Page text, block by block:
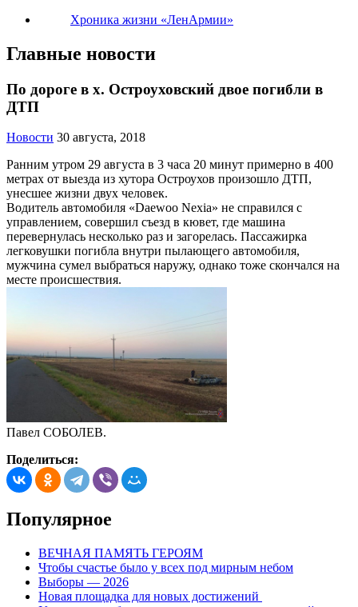
Хроника жизни «ЛенАрмии»
Главные новости
По дороге в х. Остроуховский двое погибли в
ДТП
Новости 30 августа, 2018
Ранним утром 29 августа в 3 часа 20 минут примерно в 400
метрах от выезда из хутора Остроухов произошло ДТП,
унесшее жизни двух человек.
Водитель автомобиля «Daewoo Nexia» не справился с
управлением, совершил съезд в кювет, где машина
перевернулась несколько раз и загорелась. Пассажирка
легковушки погибла внутри пылающего автомобиля,
мужчина сумел выбраться наружу, однако тоже скончался на
месте происшествия.
Павел СОБОЛЕВ.
Поделиться:
Популярное
ВЕЧНАЯ ПАМЯТЬ ГЕРОЯМ
Чтобы счастье было у всех под мирным небом
Выборы — 2026
Новая площадка для новых достижений